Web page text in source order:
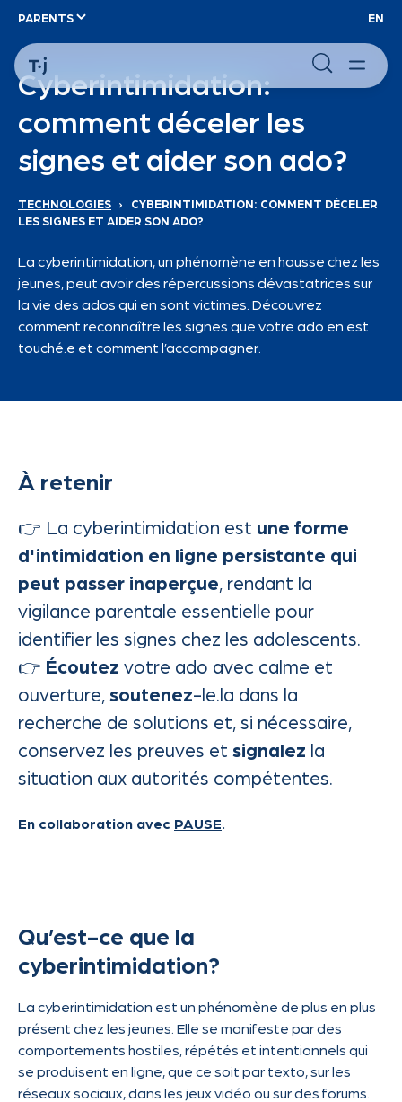
PARENTS EN
Cyberintimidation:
comment déceler les
signes et aider son ado?
TECHNOLOGIES › CYBERINTIMIDATION: COMMENT DÉCELER
LES SIGNES ET AIDER SON ADO?
La cyberintimidation, un phénomène en hausse chez les
jeunes, peut avoir des répercussions dévastatrices sur
la vie des ados qui en sont victimes. Découvrez
comment reconnaître les signes que votre ado en est
touché.e et comment l’accompagner.
À retenir
👉 La cyberintimidation est une forme
d'intimidation en ligne persistante qui
peut passer inaperçue, rendant la
vigilance parentale essentielle pour
identifier les signes chez les adolescents.
👉 Écoutez votre ado avec calme et
ouverture, soutenez-le.la dans la
recherche de solutions et, si nécessaire,
conservez les preuves et signalez la
situation aux autorités compétentes.
En collaboration avec PAUSE.
Qu’est-ce que la
cyberintimidation?
La cyberintimidation est un phénomène de plus en plus
présent chez les jeunes. Elle se manifeste par des
comportements hostiles, répétés et intentionnels qui
se produisent en ligne, que ce soit par texto, sur les
réseaux sociaux, dans les jeux vidéo ou sur des forums.